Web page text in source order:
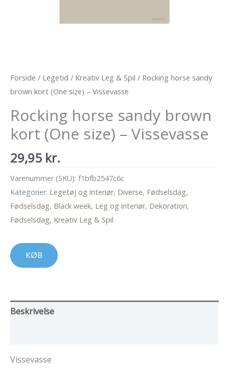
Forside / Legetid / Kreativ Leg & Spil / Rocking horse sandy
brown kort (One size) – Vissevasse
Rocking horse sandy brown
kort (One size) – Vissevasse
29,95 kr.
Varenummer (SKU): f1bfb2547c6c
Kategorier: Legetøj og interiør, Diverse, Fødselsdag,
Fødselsdag, Black week, Leg og interiør, Dekoration,
Fødselsdag, Kreativ Leg & Spil
KØB
Beskrivelse
Vissevasse